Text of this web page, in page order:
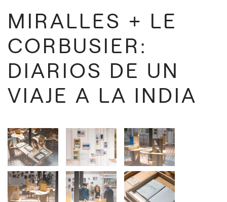
MIRALLES + LE
CORBUSIER:
DIARIOS DE UN
VIAJE A LA INDIA